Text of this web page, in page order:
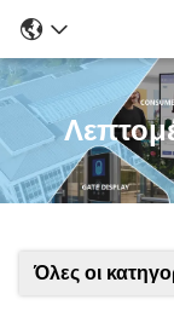
Όλες οι